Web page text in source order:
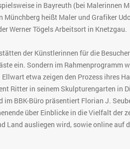
in Bayreuth (bei Malerinnen
heißt Maler und Grafiker
Werner Tögels Arbeitsort in Knetzgau.
der Künstlerinnen für die
ein. Sondern im Rahmenprogramm
etwa zeigen den Prozess ihres
Ritter in seinem Skulpturengarten
im BBK-Büro präsentiert Florian J.
über Einblicke in die Vielfalt
Land ausliegen wird, sowie online